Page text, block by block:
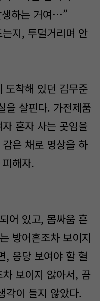
생하는 거여…”
지, 투덜거리며 안
도착해 있던 김무준
을 살핀다. 가전제품
혼자 사는 곳임을
은 채로 명상을 하
해자.
어 있고, 몸싸움 흔
방어흔조차 보이지
, 응당 보여야 할 혈
보이지 않아서, 끔
각이 들지 않았다.